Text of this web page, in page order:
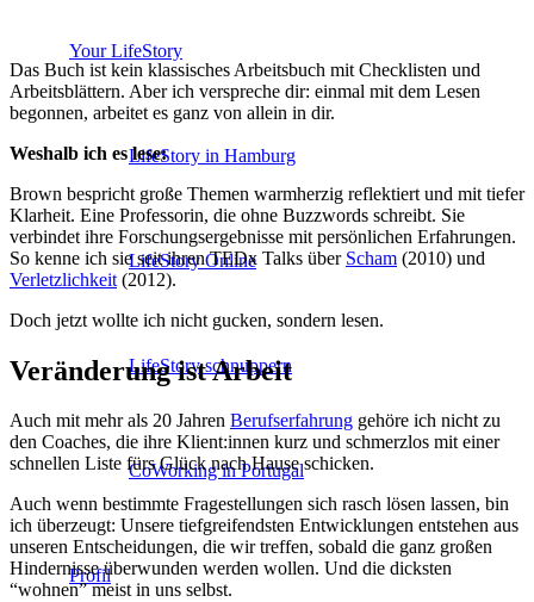
Your LifeStory
LifeStory in Hamburg
LifeStory Online
LifeStory schnuppern
CoWorking in Portugal
Profil
Das Buch ist kein klassisches Arbeitsbuch mit Checklisten und
Arbeitsblättern. Aber ich verspreche dir: einmal mit dem Lesen
begonnen, arbeitet es ganz von allein in dir.
Weshalb ich es lese:
Brown bespricht große Themen warmherzig reflektiert und mit tiefer
Klarheit. Eine Professorin, die ohne Buzzwords schreibt. Sie
verbindet ihre Forschungsergebnisse mit persönlichen Erfahrungen.
So kenne ich sie seit ihren TEDx Talks über Scham (2010) und
Verletzlichkeit (2012).
Doch jetzt wollte ich nicht gucken, sondern lesen.
Veränderung ist Arbeit
Auch mit mehr als 20 Jahren Berufserfahrung gehöre ich nicht zu
den Coaches, die ihre Klient:innen kurz und schmerzlos mit einer
schnellen Liste fürs Glück nach Hause schicken.
Auch wenn bestimmte Fragestellungen sich rasch lösen lassen, bin
ich überzeugt: Unsere tiefgreifendsten Entwicklungen entstehen aus
unseren Entscheidungen, die wir treffen, sobald die ganz großen
Hindernisse überwunden werden wollen. Und die dicksten
“wohnen” meist in uns selbst.